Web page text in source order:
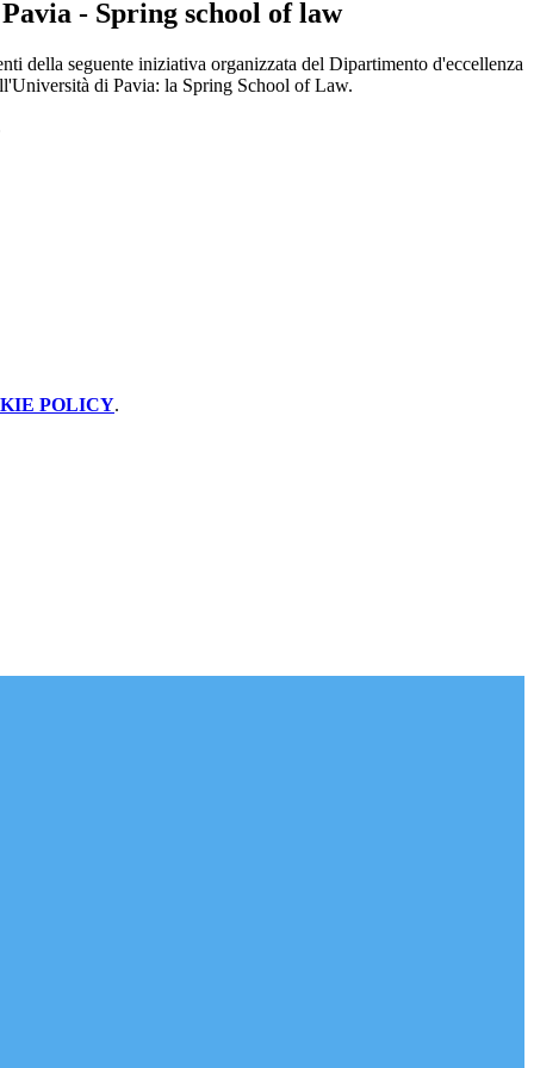
- Spring school of law
della seguente iniziativa organizzata del Dipartimento d'eccellenza
di Pavia: la Spring School of Law.
POLICY.